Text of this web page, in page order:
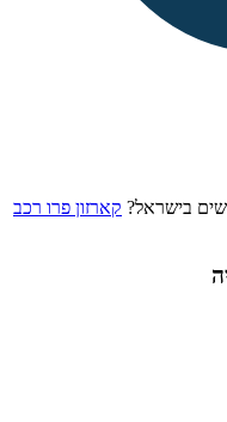
בישראל? קארזון פרו רכב